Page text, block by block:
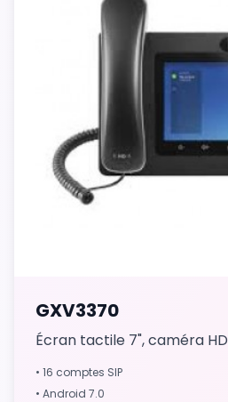
GXV3370
Écran tactile 7", caméra HD
• 16 comptes SIP
• Android 7.0